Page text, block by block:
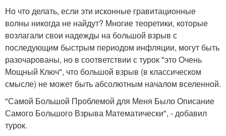
Но что делать, если эти исконные гравитационные
волны никогда не найдут? Многие теоретики, которые
возлагали свои надежды на большой взрыв с
последующим быстрым периодом инфляции, могут быть
разочарованы, но в соответствии с турок "это Очень
Мощный Ключ", что большой взрыв (в классическом
смысле) не может быть абсолютным началом вселенной.
"Самой Большой Проблемой для Меня Было Описание
Самого Большого Взрыва Математически", - добавил
турок.